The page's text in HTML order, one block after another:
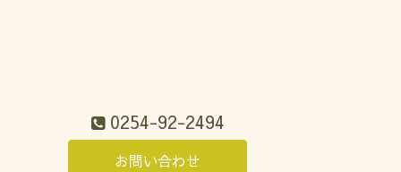
0254-92-2494
お問い合わせ